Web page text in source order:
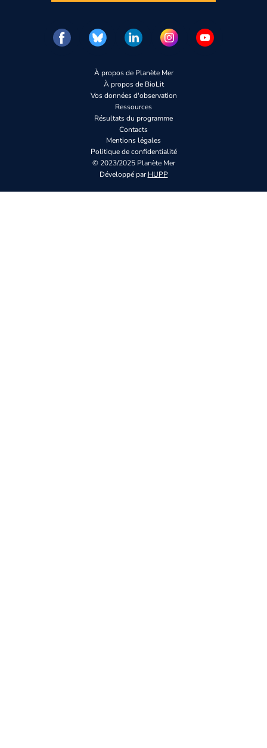
À propos de Planète Mer
À propos de BioLit
Vos données d'observation
Ressources
Résultats du programme
Contacts
Mentions légales
Politique de confidentialité
© 2023/2025 Planète Mer
Développé parHUPP